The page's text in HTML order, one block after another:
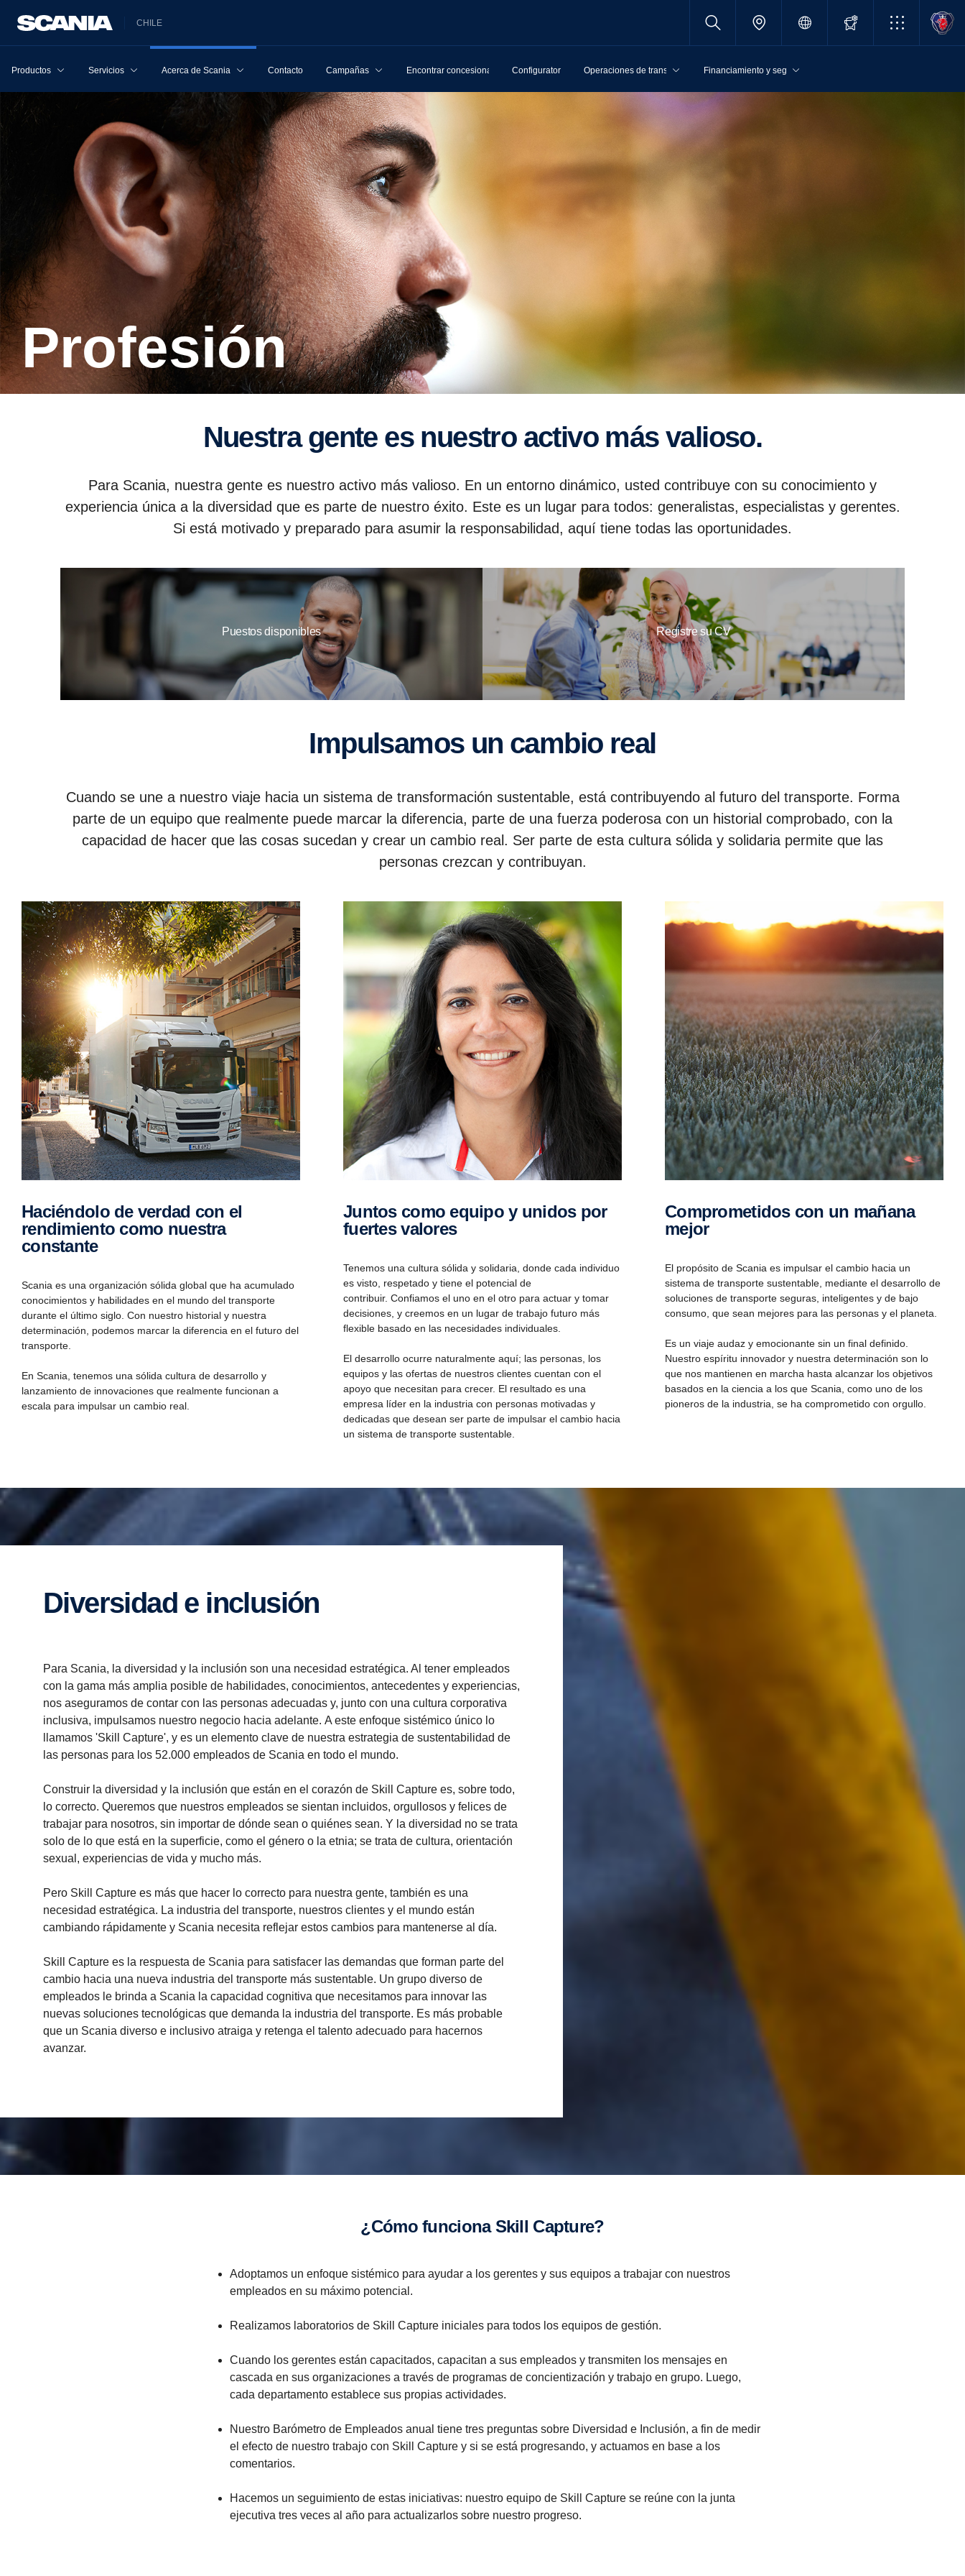
CHILE
Productos Servicios Acerca de Scania Contacto Campañas Encontrar concesionarios Configurator Operaciones de transporte Financiamiento y seguros
Profesión
Nuestra gente es nuestro activo más valioso.
Para Scania, nuestra gente es nuestro activo más valioso. En un entorno dinámico, usted contribuye con su conocimiento y
experiencia única a la diversidad que es parte de nuestro éxito. Este es un lugar para todos: generalistas, especialistas y gerentes.
Si está motivado y preparado para asumir la responsabilidad, aquí tiene todas las oportunidades.
Puestos disponibles Registre su CV
Impulsamos un cambio real
Cuando se une a nuestro viaje hacia un sistema de transformación sustentable, está contribuyendo al futuro del transporte. Forma
parte de un equipo que realmente puede marcar la diferencia, parte de una fuerza poderosa con un historial comprobado, con la
capacidad de hacer que las cosas sucedan y crear un cambio real. Ser parte de esta cultura sólida y solidaria permite que las
personas crezcan y contribuyan.
Haciéndolo de verdad con el
rendimiento como nuestra
constante
Scania es una organización sólida global que ha acumulado
conocimientos y habilidades en el mundo del transporte
durante el último siglo. Con nuestro historial y nuestra
determinación, podemos marcar la diferencia en el futuro del
transporte.
En Scania, tenemos una sólida cultura de desarrollo y
lanzamiento de innovaciones que realmente funcionan a
escala para impulsar un cambio real.
Juntos como equipo y unidos por
fuertes valores
Tenemos una cultura sólida y solidaria, donde cada individuo
es visto, respetado y tiene el potencial de
contribuir. Confiamos el uno en el otro para actuar y tomar
decisiones, y creemos en un lugar de trabajo futuro más
flexible basado en las necesidades individuales.
El desarrollo ocurre naturalmente aquí; las personas, los
equipos y las ofertas de nuestros clientes cuentan con el
apoyo que necesitan para crecer. El resultado es una
empresa líder en la industria con personas motivadas y
dedicadas que desean ser parte de impulsar el cambio hacia
un sistema de transporte sustentable.
Comprometidos con un mañana
mejor
El propósito de Scania es impulsar el cambio hacia un
sistema de transporte sustentable, mediante el desarrollo de
soluciones de transporte seguras, inteligentes y de bajo
consumo, que sean mejores para las personas y el planeta.
Es un viaje audaz y emocionante sin un final definido.
Nuestro espíritu innovador y nuestra determinación son lo
que nos mantienen en marcha hasta alcanzar los objetivos
basados en la ciencia a los que Scania, como uno de los
pioneros de la industria, se ha comprometido con orgullo.
Diversidad e inclusión
Para Scania, la diversidad y la inclusión son una necesidad estratégica. Al tener empleados
con la gama más amplia posible de habilidades, conocimientos, antecedentes y experiencias,
nos aseguramos de contar con las personas adecuadas y, junto con una cultura corporativa
inclusiva, impulsamos nuestro negocio hacia adelante. A este enfoque sistémico único lo
llamamos 'Skill Capture', y es un elemento clave de nuestra estrategia de sustentabilidad de
las personas para los 52.000 empleados de Scania en todo el mundo.
Construir la diversidad y la inclusión que están en el corazón de Skill Capture es, sobre todo,
lo correcto. Queremos que nuestros empleados se sientan incluidos, orgullosos y felices de
trabajar para nosotros, sin importar de dónde sean o quiénes sean. Y la diversidad no se trata
solo de lo que está en la superficie, como el género o la etnia; se trata de cultura, orientación
sexual, experiencias de vida y mucho más.
Pero Skill Capture es más que hacer lo correcto para nuestra gente, también es una
necesidad estratégica. La industria del transporte, nuestros clientes y el mundo están
cambiando rápidamente y Scania necesita reflejar estos cambios para mantenerse al día.
Skill Capture es la respuesta de Scania para satisfacer las demandas que forman parte del
cambio hacia una nueva industria del transporte más sustentable. Un grupo diverso de
empleados le brinda a Scania la capacidad cognitiva que necesitamos para innovar las
nuevas soluciones tecnológicas que demanda la industria del transporte. Es más probable
que un Scania diverso e inclusivo atraiga y retenga el talento adecuado para hacernos
avanzar.
¿Cómo funciona Skill Capture?
Adoptamos un enfoque sistémico para ayudar a los gerentes y sus equipos a trabajar con nuestros
empleados en su máximo potencial.
Realizamos laboratorios de Skill Capture iniciales para todos los equipos de gestión.
Cuando los gerentes están capacitados, capacitan a sus empleados y transmiten los mensajes en
cascada en sus organizaciones a través de programas de concientización y trabajo en grupo. Luego,
cada departamento establece sus propias actividades.
Nuestro Barómetro de Empleados anual tiene tres preguntas sobre Diversidad e Inclusión, a fin de medir
el efecto de nuestro trabajo con Skill Capture y si se está progresando, y actuamos en base a los
comentarios.
Hacemos un seguimiento de estas iniciativas: nuestro equipo de Skill Capture se reúne con la junta
ejecutiva tres veces al año para actualizarlos sobre nuestro progreso.